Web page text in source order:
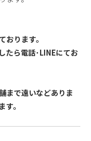
おります。
たら電話･LINEにてお
まで遠いなどありま
。